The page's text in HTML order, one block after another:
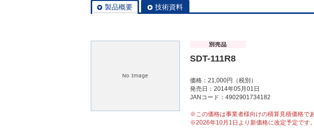
製品概要 技術資料
SDT-111R8
価格：21,000円（税別）
発売日：2014年05月01日
JANコード：4902901734182
※この価格は事業者様向けの積算見積価格で
※2026年10月1日より新価格に改定予定です。